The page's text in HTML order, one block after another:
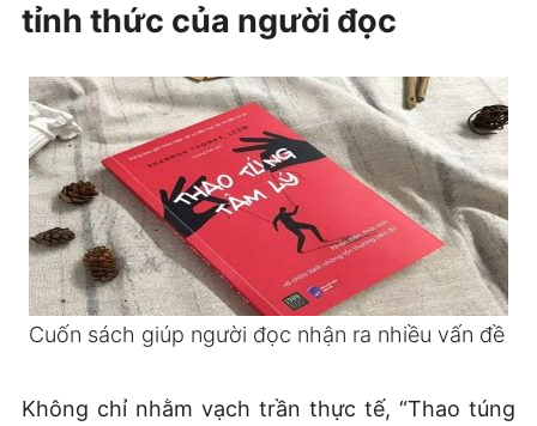
tỉnh thức của người đọc
Cuốn sách giúp người đọc nhận ra nhiều vấn đề
Không chỉ nhằm vạch trần thực tế, “Thao túng